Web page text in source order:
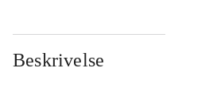
Beskrivelse